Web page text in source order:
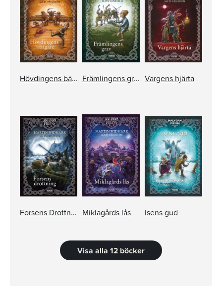
Hövdingens bägare Främlingens grav Vargens hjärta
Forsens Drottning Miklagårds lås Isens gud
Visa alla 12 böcker